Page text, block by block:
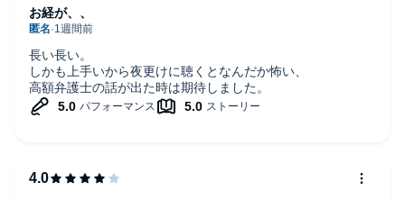
長い長い。
しかも上手いから夜更けに聴くとなんだか怖い、
高額弁護士の話が出た時は期待しました。
お経が、、